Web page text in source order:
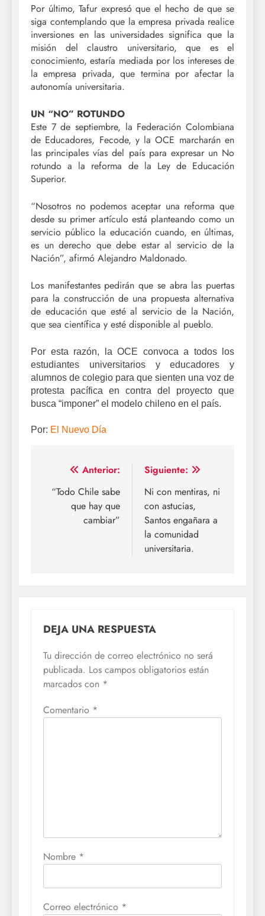
Por último, Tafur expresó que el hecho­ de que se
siga contemplando que la empresa privada realice
inversiones en las universidades significa que la
misión del claustro universitario, que es el
conocimiento, estaría mediada por los intereses de
la empresa privada, que termina por afectar la
autonomía universitaria.
UN “NO” ROTUNDO
Este 7 de septiembre, la Federación Colombiana
de Educadores, Fecode, y la OCE marcharán en
las principales vías del país para expresar un No
rotundo a la reforma de la Ley de Educación
Superior.
“Nosotros no podemos aceptar una reforma que
desde su primer artículo está planteando como un
servicio público la educación cuando, en últimas,
es un derecho que debe estar al servicio de la
Nación”, afirmó Alejandro Maldonado.
Los manifestantes pedirán que se abra las puertas
para la construcción de una propuesta alternativa
de educación que esté al servicio de la Nación,
que sea científica y esté disponible al pueblo.
Por esta razón, la OCE convoca a todos­ los
estudiantes universitarios y educadores y
alumnos de colegio para que sienten una voz de
protesta pacífica en contra del proyecto que
busca “imponer” el modelo chileno en el país.
Por: El Nuevo Día
Navegación
de
entradas
Anterior:
“Todo Chile sabe
que hay que
cambiar”
Siguiente:
Ni con mentiras, ni
con astucias,
Santos engañara a
la comunidad
universitaria.
DEJA UNA RESPUESTA
Tu dirección de correo electrónico no será
publicada. Los campos obligatorios están
marcados con *
Comentario *
Nombre *
Correo electrónico *